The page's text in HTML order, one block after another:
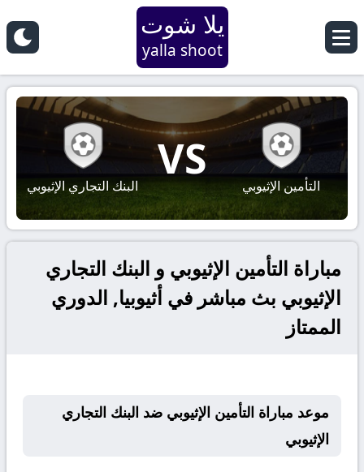
يلا شوت
yalla shoot
التأمين الإثيوبي
VS
البنك التجاري الإثيوبي
مباراة التأمين الإثيوبي و البنك التجاري
الإثيوبي بث مباشر في أثيوبيا, الدوري
الممتاز
موعد مباراة التأمين الإثيوبي ضد البنك التجاري
الإثيوبي